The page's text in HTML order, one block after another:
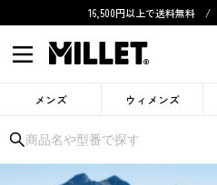
16,500円以上で送料無料 /
メンズ ウィメンズ